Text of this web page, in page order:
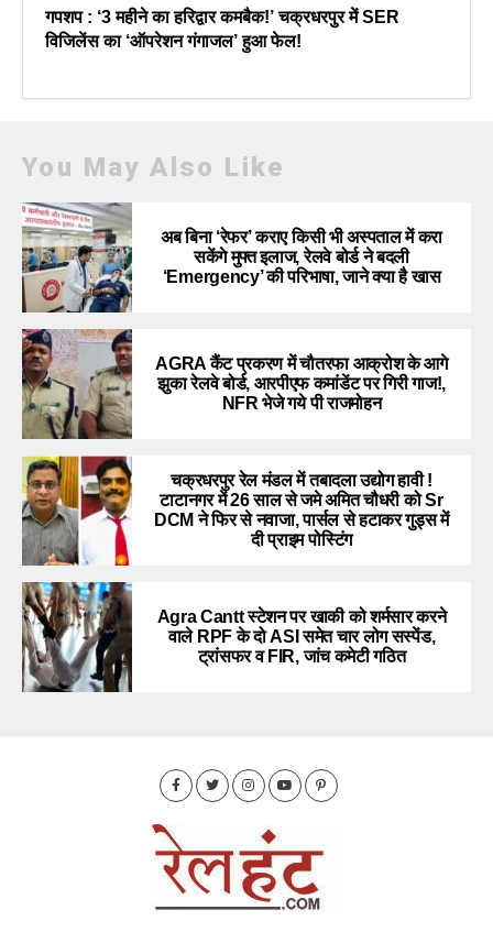
गपशप : ‘3 महीने का हरिद्वार कमबैक!’ चक्रधरपुर में SER
विजिलेंस का ‘ऑपरेशन गंगाजल’ हुआ फेल!
You May Also Like
अब बिना ‘रेफर’ कराए किसी भी अस्पताल में करा
सकेंगे मुफ्त इलाज, रेलवे बोर्ड ने बदली
‘Emergency’ की परिभाषा, जाने क्या है खास
AGRA कैंट प्रकरण में चौतरफा आक्रोश के आगे
झुका रेलवे बोर्ड, आरपीएफ कमांडेंट पर गिरी गाज!,
NFR भेजे गये पी राजमोहन
चक्रधरपुर रेल मंडल में तबादला उद्योग हावी !
टाटानगर में 26 साल से जमे अमित चौधरी को Sr
DCM ने फिर से नवाजा, पार्सल से हटाकर गुड्स में
दी प्राइम पोस्टिंग
Agra Cantt स्टेशन पर खाकी को शर्मसार करने
वाले RPF के दो ASI समेत चार लोग सस्पेंड,
ट्रांसफर व FIR, जांच कमेटी गठित